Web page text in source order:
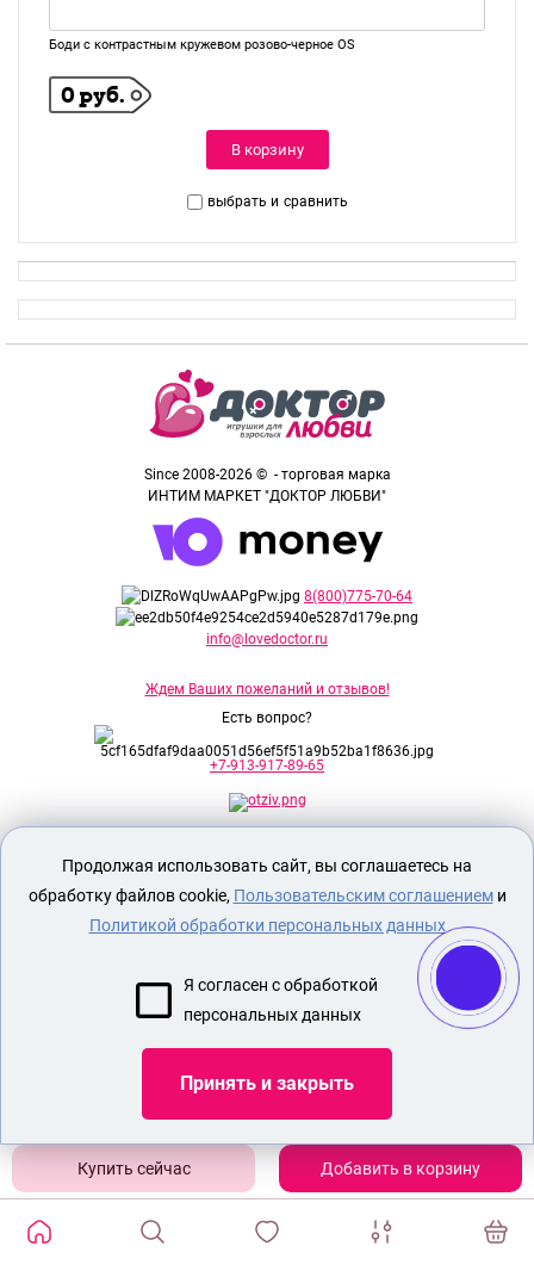
Добавить в корзину
Боди с контрастным кружевом розово-черное OS
0 руб.
В корзину
выбрать и сравнить
Since 2008-2026 © - торговая марка
ИНТИМ МАРКЕТ "ДОКТОР ЛЮБВИ"
8(800)775-70-64
info@lovedoctor.ru
Ждем Ваших пожеланий и отзывов!
Есть вопрос?
+7-913-917-89-65
Секс шоп Доктор Любви
исключительно для лиц старше 18 лет!
Евразийского соответствия.
ОПЛАТА И ДОСТАВКА
СЕКС ИГРУШКИ
НАБОР БДСМ
НАСАДКА ДЛЯ УТОЛЩЕНИЯ ЧЛЕНА
Показать еще
Продолжая использовать сайт, вы соглашаетесь на
обработку файлов cookie, Пользовательским соглашениеми
Политикой обработки персональных данных
Я согласен с обработкой
персональных данных
Принять и закрыть